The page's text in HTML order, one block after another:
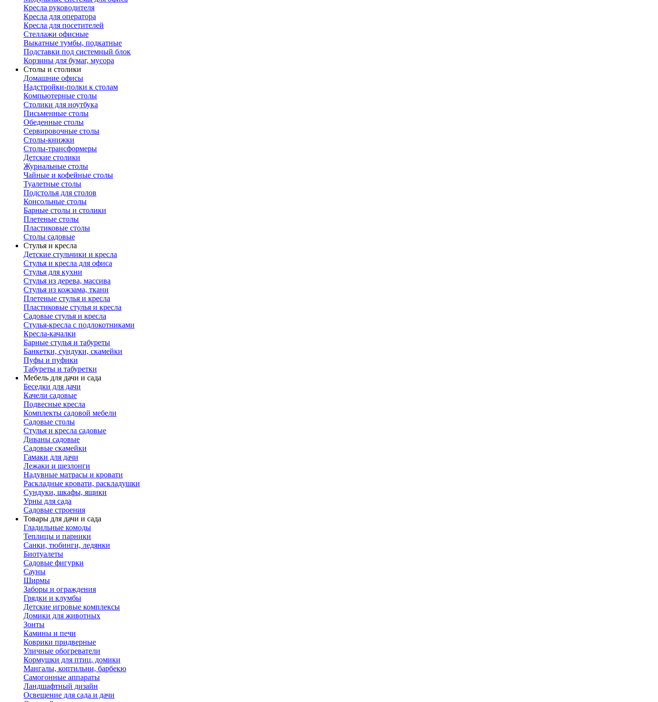
Кресла руководителя
Кресла для оператора
Кресла для посетителей
Стеллажи офисные
Выкатные тумбы, подкатные
Подставки под системный блок
Корзины для бумаг, мусора
Столы и столики
Домашние офисы
Надстройки-полки к столам
Компьютерные столы
Столики для ноутбука
Письменные столы
Обеденные столы
Сервировочные столы
Столы-книжки
Столы-трансформеры
Детские столики
Журнальные столы
Чайные и кофейные столы
Туалетные столы
Подстолья для столов
Консольные столы
Барные столы и столики
Плетеные столы
Пластиковые столы
Столы садовые
Стулья и кресла
Детские стульчики и кресла
Стулья и кресла для офиса
Стулья для кухни
Стулья из дерева, массива
Стулья из кожзама, ткани
Плетеные стулья и кресла
Пластиковые стулья и кресла
Садовые стулья и кресла
Стулья-кресла с подлокотниками
Кресла-качалки
Барные стулья и табуреты
Банкетки, сундуки, скамейки
Пуфы и пуфики
Табуреты и табуретки
Мебель для дачи и сада
Беседки для дачи
Качели садовые
Подвесные кресла
Комплекты садовой мебели
Садовые столы
Стулья и кресла садовые
Диваны садовые
Садовые скамейки
Гамаки для дачи
Лежаки и шезлонги
Надувные матрасы и кровати
Раскладные кровати, раскладушки
Сундуки, шкафы, ящики
Урны для сада
Садовые строения
Товары для дачи и сада
Гладильные комоды
Теплицы и парники
Санки, тюбинги, ледянки
Биотуалеты
Садовые фигурки
Сауны
Ширмы
Заборы и ограждения
Грядки и клумбы
Детские игровые комплексы
Домики для животных
Зонты
Камины и печи
Коврики придверные
Уличные обогреватели
Кормушки для птиц, домики
Мангалы, коптильни, барбекю
Самогонные аппараты
Ландшафтный дизайн
Освещение для сада и дачи